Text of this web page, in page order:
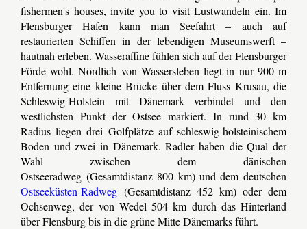
fishermen's houses, invite you to visit Lustwandeln ein. Im
Flensburger Hafen kann man Seefahrt – auch auf
restaurierten Schiffen in der lebendigen Museumswerft –
hautnah erleben. Wasseraffine fühlen sich auf der Flensburger
Förde wohl. Nördlich von Wassersleben liegt in nur 900 m
Entfernung eine kleine Brücke über dem Fluss Krusau, die
Schleswig-Holstein mit Dänemark verbindet und den
westlichsten Punkt der Ostsee markiert. In rund 30 km
Radius liegen drei Golfplätze auf schleswig-holsteinischem
Boden und zwei in Dänemark. Radler haben die Qual der
Wahl zwischen dem dänischen
Ostseeradweg (Gesamtdistanz 800 km) und dem deutschen
Ostseeküsten-Radweg (Gesamtdistanz 452 km) oder dem
Ochsenweg, der von Wedel 504 km durch das Hinterland
über Flensburg bis in die grüne Mitte Dänemarks führt.